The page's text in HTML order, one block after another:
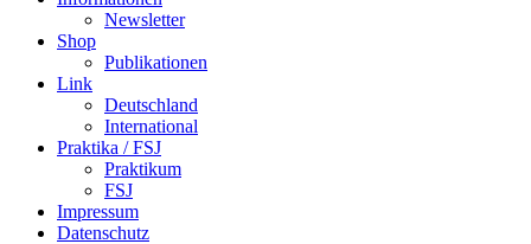
Newsletter
Shop
Publikationen
Link
Deutschland
International
Praktika / FSJ
Praktikum
FSJ
Impressum
Datenschutz